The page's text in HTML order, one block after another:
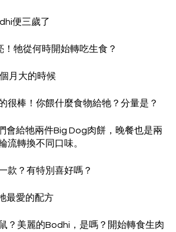
便三歲了
牠從何時開始轉吃生食？
月大的時候
很棒！你餵什麼食物給牠？分量是？
會給牠兩件Big Dog肉餅，晚餐也是兩
流轉換不同口味。
款？有特別喜好嗎？
最愛的配方
？美麗的Bodhi，是嗎？開始轉食生肉